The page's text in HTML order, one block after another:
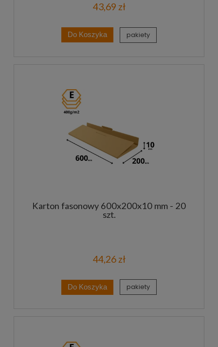
43,69 zł
Do Koszyka pakiety
Karton fasonowy 600x200x10 mm - 20
szt.
44,26 zł
Do Koszyka pakiety